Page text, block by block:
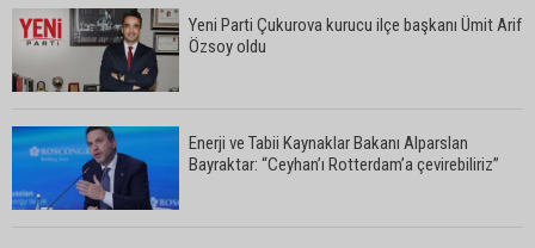
Yeni Parti Çukurova kurucu ilçe başkanı Ümit Arif
Özsoy oldu
Enerji ve Tabii Kaynaklar Bakanı Alparslan
Bayraktar: “Ceyhan’ı Rotterdam’a çevirebiliriz”